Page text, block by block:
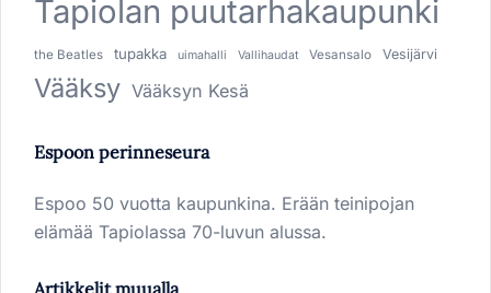
Tapiolan puutarhakaupunki
the Beatles tupakka uimahalli Vallihaudat Vesansalo Vesijärvi
Vääksy Vääksyn Kesä
Espoon perinneseura
Espoo 50 vuotta kaupunkina. Erään teinipojan
elämää Tapiolassa 70-luvun alussa.
Artikkelit muualla